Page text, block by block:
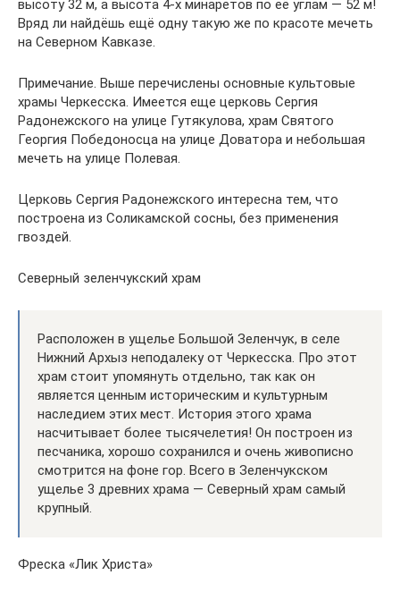
высоту 32 м, а высота 4-х минаретов по её углам — 52 м!
Вряд ли найдёшь ещё одну такую же по красоте мечеть
на Северном Кавказе.
Примечание. Выше перечислены основные культовые
храмы Черкесска. Имеется еще церковь Сергия
Радонежского на улице Гутякулова, храм Святого
Георгия Победоносца на улице Доватора и небольшая
мечеть на улице Полевая.
Церковь Сергия Радонежского интересна тем, что
построена из Соликамской сосны, без применения
гвоздей.
Северный зеленчукский храм
Расположен в ущелье Большой Зеленчук, в селе
Нижний Архыз неподалеку от Черкесска. Про этот
храм стоит упомянуть отдельно, так как он
является ценным историческим и культурным
наследием этих мест. История этого храма
насчитывает более тысячелетия! Он построен из
песчаника, хорошо сохранился и очень живописно
смотрится на фоне гор. Всего в Зеленчукском
ущелье 3 древних храма — Северный храм самый
крупный.
Фреска «Лик Христа»